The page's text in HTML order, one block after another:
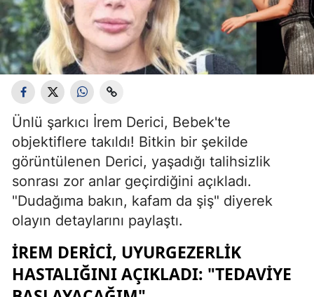
Ünlü şarkıcı İrem Derici, Bebek'te
objektiflere takıldı! Bitkin bir şekilde
görüntülenen Derici, yaşadığı talihsizlik
sonrası zor anlar geçirdiğini açıkladı.
"Dudağıma bakın, kafam da şiş" diyerek
olayın detaylarını paylaştı.
İREM DERICI, UYURGEZERLIK
HASTALIĞINI AÇIKLADI: "TEDAVIYE